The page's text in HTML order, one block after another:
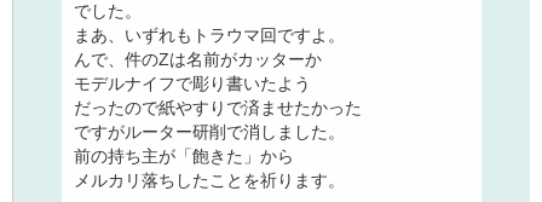
でした。
まあ、いずれもトラウマ回ですよ。
んで、件のZは名前がカッターか
モデルナイフで彫り書いたよう
だったので紙やすりで済ませたかった
ですがルーター研削で消しました。
前の持ち主が「飽きた」から
メルカリ落ちしたことを祈ります。